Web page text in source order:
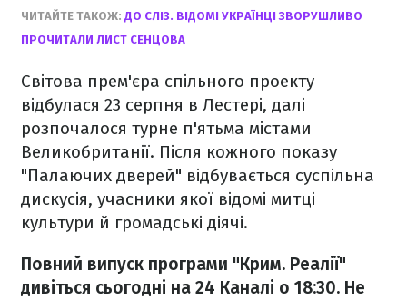
ЧИТАЙТЕ ТАКОЖ: ДО СЛІЗ. ВІДОМІ УКРАЇНЦІ ЗВОРУШЛИВО
ПРОЧИТАЛИ ЛИСТ СЕНЦОВА
Світова прем'єра спільного проекту
відбулася 23 серпня в Лестері, далі
розпочалося турне п'ятьма містами
Великобританії. Після кожного показу
"Палаючих дверей" відбувається суспільна
дискусія, учасники якої відомі митці
культури й громадські діячі.
Повний випуск програми "Крим. Реалії"
дивіться сьогодні на 24 Каналі о 18:30. Не